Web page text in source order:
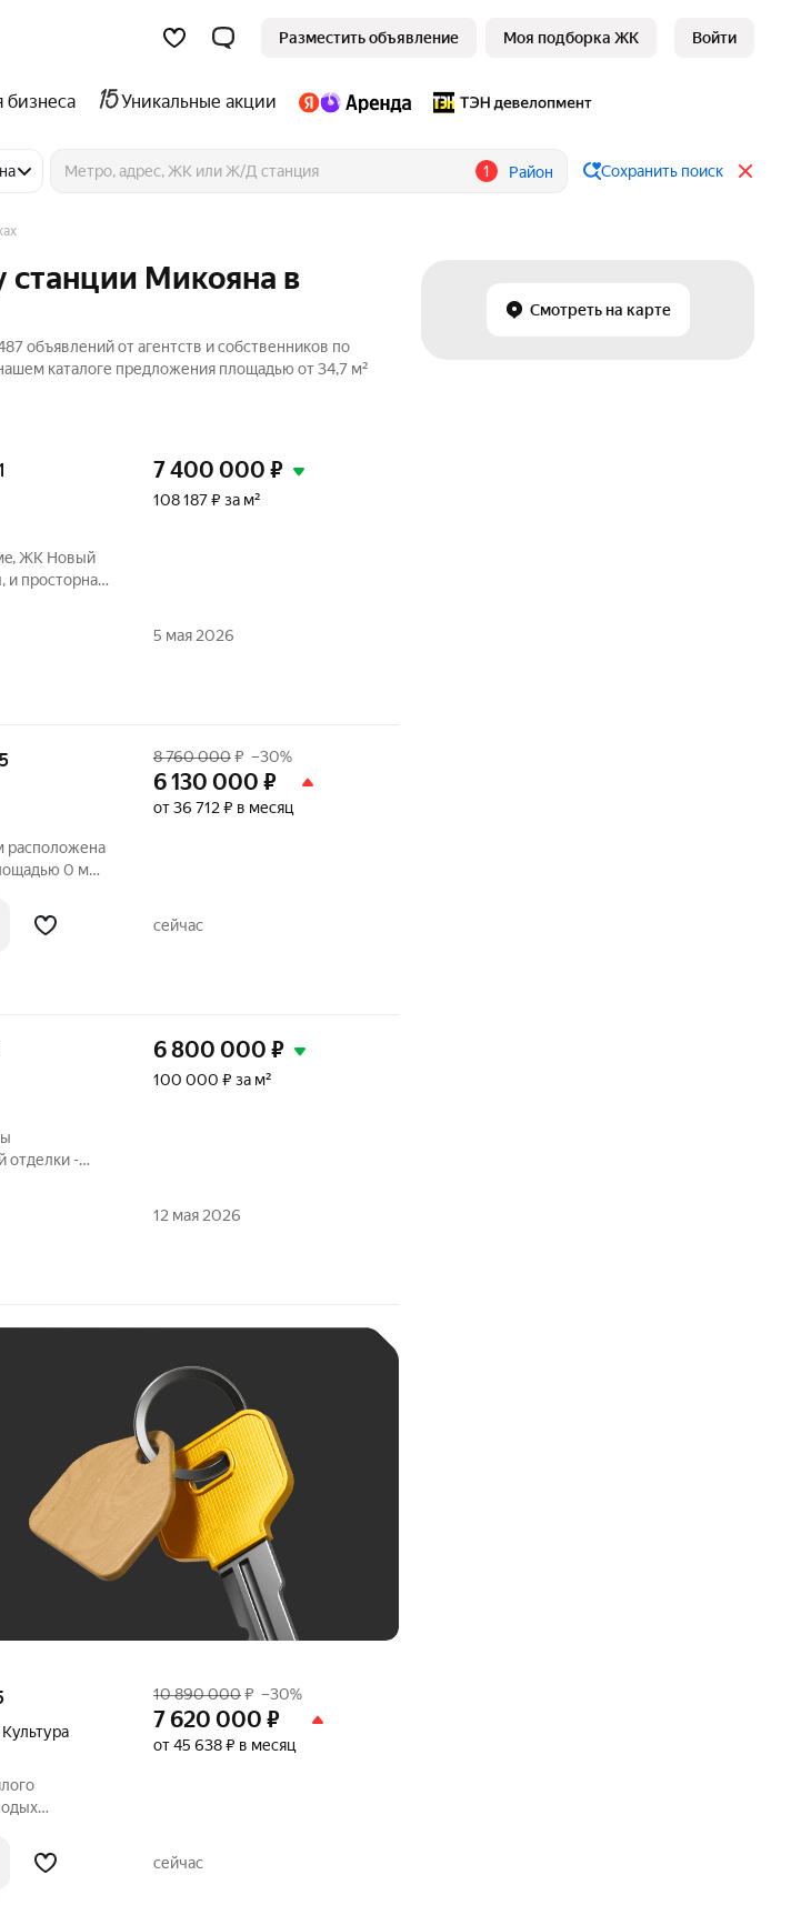
Разместить объявление Моя подборка ЖК Войти
бизнеса Уникальные акции
1 Район Сохранить поиск
Смотреть на карте
станции Микояна в
объявлений от агентств и собственников по
каталоге предложения площадью от 34,7 м²
ЖК Нoвый
и просторная
7 400 000 ₽
108 187 ₽ за м²
5 мая 2026
расположена
0 м
8 760 000₽ –30%
6 130 000 ₽
от 36 712 ₽ в месяц
сейчас
отделки -
объекта по
6 800 000 ₽
100 000 ₽ за м²
12 мая 2026
16,26/9,42
10 890 000₽ –30%
7 620 000 ₽
от 45 638 ₽ в месяц
сейчас